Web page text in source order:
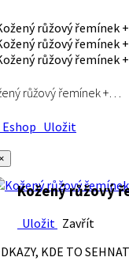
růžový řemínek +…
Uložit
Kožený růžový
Uložit Zavřít
KDE TO SEHNAT